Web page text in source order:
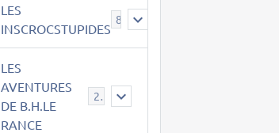
LES
INSCROCSTUPIDES
8
LES
AVENTURES
DE B.H.LE
RANCE
21